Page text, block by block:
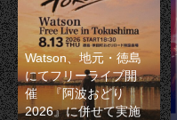
Watson、地元・徳島
にてフリーライブ開
催 『阿波おどり
2026』に併せて実施